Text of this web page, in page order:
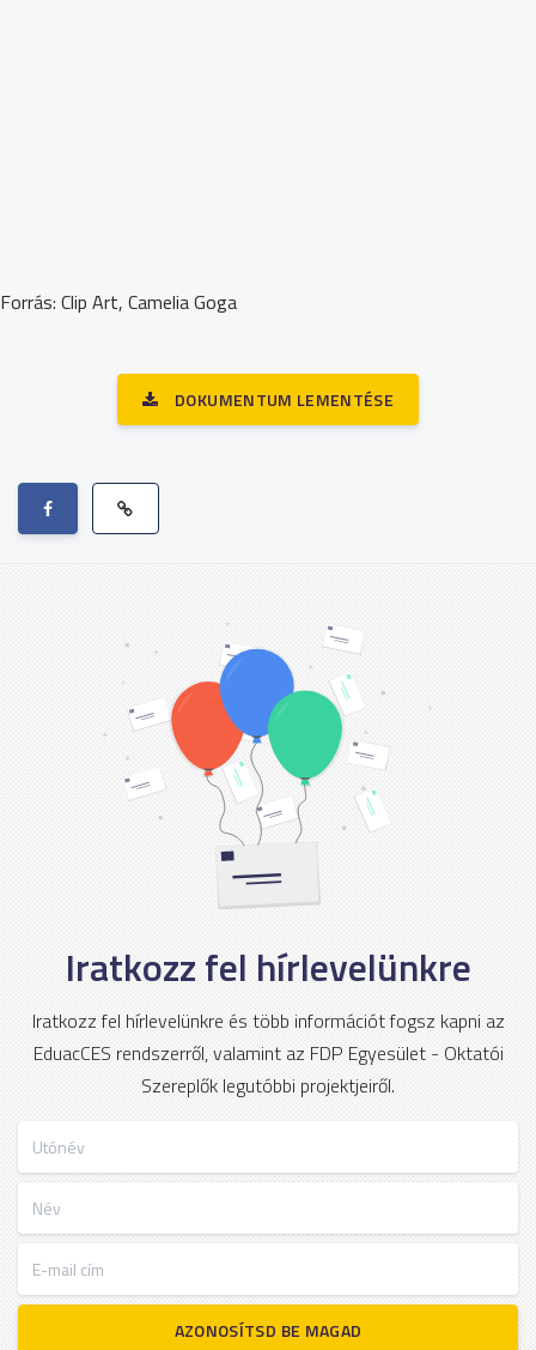
Forrás: Clip Art, Camelia Goga
DOKUMENTUM LEMENTÉSE
Iratkozz fel hírlevelünkre
Iratkozz fel hírlevelünkre és több információt fogsz kapni az
EduacCES rendszerről, valamint az FDP Egyesület - Oktatói
Szereplők legutóbbi projektjeiről.
AZONOSÍTSD BE MAGAD